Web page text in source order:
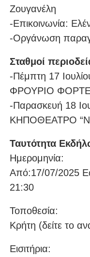
Ζουγανέλη
-Επικοινωνία:
-Οργάνωση
Σταθμοί
-Πέμπτη 17
ΦΡΟΥΡΙΟ
-Παρασκευή 18
ΚΗΠΟΘΕΑΤΡΟ
Ταυτότητα
Ημερομηνία:
Από:17/07/2025
21:30
Τοποθεσία:
Κρήτη (δείτε το
Eισιτήρια: